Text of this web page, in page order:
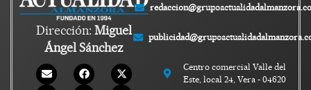
Dirección: Miguel
Ángel Sánchez
Centro comercial Valle del
Este, local 24, Vera - 04620